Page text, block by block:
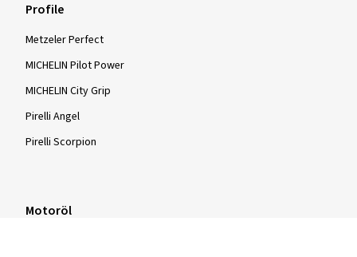
Profile
Metzeler Perfect
MICHELIN Pilot Power
MICHELIN City Grip
Pirelli Angel
Pirelli Scorpion
Motoröl